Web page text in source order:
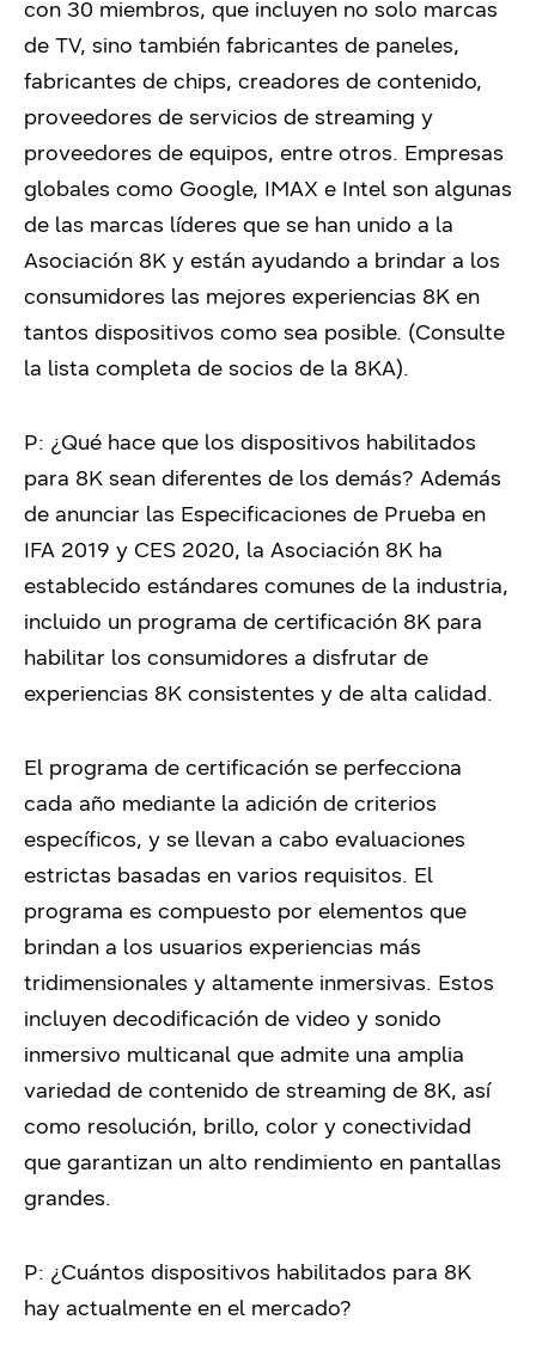
con 30 miembros, que incluyen no solo marcas
de TV, sino también fabricantes de paneles,
fabricantes de chips, creadores de contenido,
proveedores de servicios de streaming y
proveedores de equipos, entre otros. Empresas
globales como Google, IMAX e Intel son algunas
de las marcas líderes que se han unido a la
Asociación 8K y están ayudando a brindar a los
consumidores las mejores experiencias 8K en
tantos dispositivos como sea posible. (Consulte
la lista completa de socios de la 8KA).
P: ¿Qué hace que los dispositivos habilitados
para 8K sean diferentes de los demás? Además
de anunciar las Especificaciones de Prueba en
IFA 2019 y CES 2020, la Asociación 8K ha
establecido estándares comunes de la industria,
incluido un programa de certificación 8K para
habilitar los consumidores a disfrutar de
experiencias 8K consistentes y de alta calidad.
El programa de certificación se perfecciona
cada año mediante la adición de criterios
específicos, y se llevan a cabo evaluaciones
estrictas basadas en varios requisitos. El
programa es compuesto por elementos que
brindan a los usuarios experiencias más
tridimensionales y altamente inmersivas. Estos
incluyen decodificación de video y sonido
inmersivo multicanal que admite una amplia
variedad de contenido de streaming de 8K, así
como resolución, brillo, color y conectividad
que garantizan un alto rendimiento en pantallas
grandes.
P: ¿Cuántos dispositivos habilitados para 8K
hay actualmente en el mercado?